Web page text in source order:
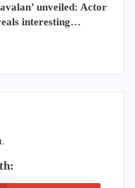
unveiled: Actor
interesting…